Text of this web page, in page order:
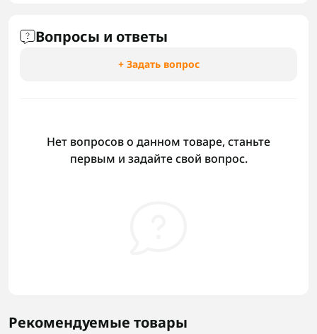
Вопросы и ответы
+ Задать вопрос
Нет вопросов о данном товаре, станьте
первым и задайте свой вопрос.
Рекомендуемые товары